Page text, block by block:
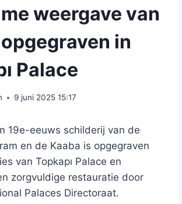
weergave van
in
Palace
9 juni 2025 15:17
19e-eeuws schilderij van de
en de Kaaba is opgegraven
van Topkapı Palace en
zorgvuldige restauratie door
Palaces Directoraat.